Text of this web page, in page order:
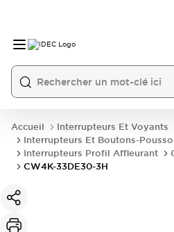
Accueil
Interrupteurs Et Voyants
Interrupteurs Et Boutons-
Interrupteurs Profil Affleurant
CW4K-33DE30-3H